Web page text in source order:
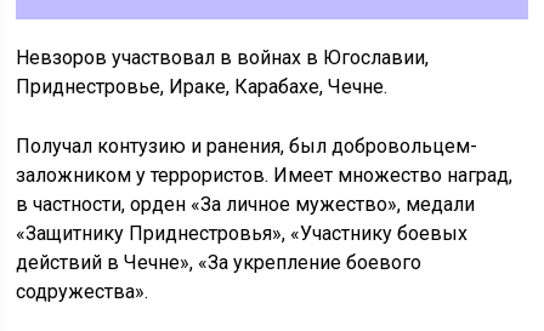
Невзоров участвовал в войнах в Югославии,
Приднестровье, Ираке, Карабахе, Чечне.
Получал контузию и ранения, был добровольцем-
заложником у террористов. Имеет множество наград,
в частности, орден «За личное мужество», медали
«Защитнику Приднестровья», «Участнику боевых
действий в Чечне», «За укрепление боевого
содружества».